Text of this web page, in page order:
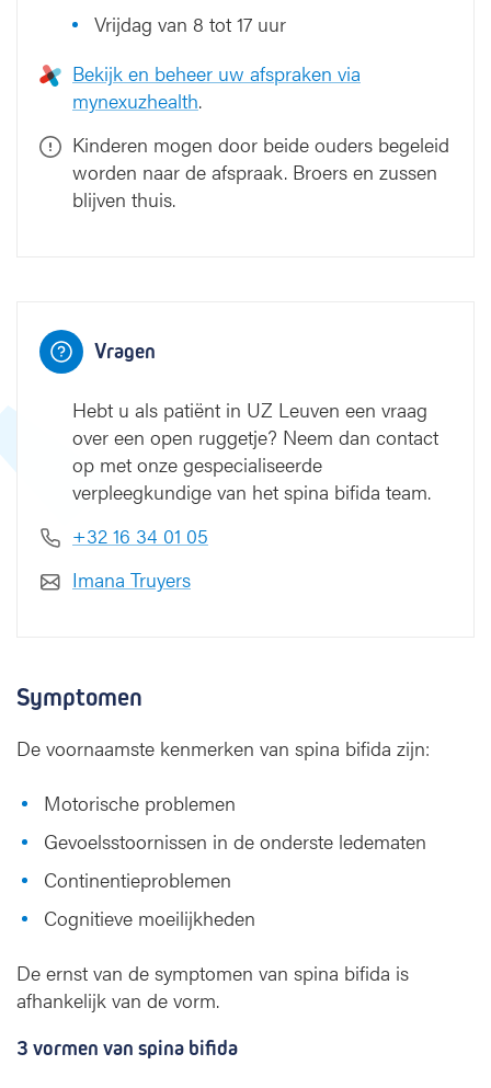
Vrijdag van 8 tot 17 uur
Bekijk en beheer uw afspraken via
mynexuzhealth.
Kinderen mogen door beide ouders begeleid
worden naar de afspraak. Broers en zussen
blijven thuis.
Vragen
Hebt u als patiënt in UZ Leuven een vraag
over een open ruggetje? Neem dan contact
op met onze gespecialiseerde
verpleegkundige van het spina bifida team.
+32 16 34 01 05
Imana Truyers
Symptomen
De voornaamste kenmerken van spina bifida zijn:
Motorische problemen
Gevoelsstoornissen in de onderste ledematen
Continentieproblemen
Cognitieve moeilijkheden
De ernst van de symptomen van spina bifida is
afhankelijk van de vorm.
3 vormen van spina bifida